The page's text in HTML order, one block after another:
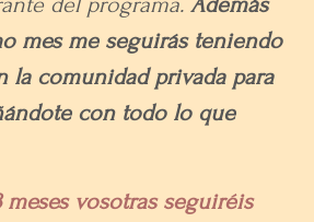
mes me seguirás teniendo
la comunidad privada para
con todo lo que
vosotras seguiréis